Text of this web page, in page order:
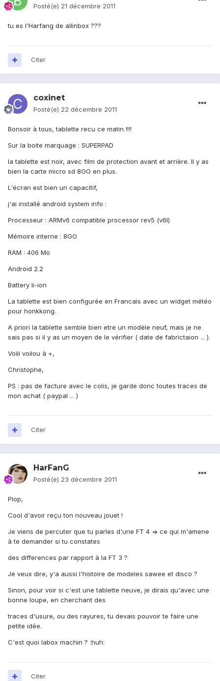
Posté(e) 21 décembre 2011
tu es l'Harfang de allinbox ???
Citer
coxinet
Posté(e) 22 décembre 2011
Bonsoir à tous, tablette recu ce matin !!!!
Sur la boite marquage : SUPERPAD
la tablette est noir, avec film de protection avant et arrière. Il y as
bien la carte micro sd 8GO en plus.
L'écran est bien un capacitif,
j'ai installé android system info :
Processeur : ARMv6 compatible processor rev5 (v6l)
Mémoire interne : 8GO
RAM : 406 Mo
Android 2.2
Battery li-ion
La tablette est bien configurée en Francais avec un widget météo
pour honkkong.
A priori la tablette semble bien etre un modèle neuf, mais je ne
sais pas si il y as un moyen de le vérifier ( date de fabrictaion ... ).
Voili voilou à +,
Christophe,
PS : pas de facture avec le colis, je garde donc toutes traces de
mon achat ( paypal ... )
Citer
HarFanG
Posté(e) 23 décembre 2011
Plop,
Cool d'avoir reçu ton nouveau jouet !
Je viens de percuter que tu parles d'une FT 4 => ce qui m'amene
à te demander si tu constates
des differences par rapport à la FT 3 ?
Je veux dire, y'a aussi l'histoire de modeles sawee et disco ?
Sinon, pour voir si c'est une tablette neuve, je dirais qu'avec une
bonne loupe, en cherchant des
traces d'usure, ou des rayures, tu devais pouvoir te faire une
petite idée.
C'est quoi labox machin ? :huh:
Citer